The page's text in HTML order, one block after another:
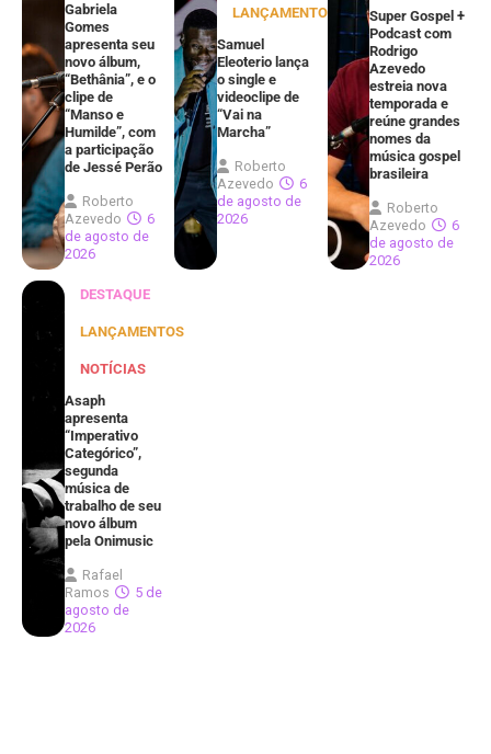
Gabriela
Gomes
apresenta seu
novo álbum,
“Bethânia”, e o
clipe de
“Manso e
Humilde”, com
a participação
de Jessé Perão
Roberto
Azevedo
6
de agosto de
2026
LANÇAMENTOS
Samuel
Eleoterio lança
o single e
videoclipe de
“Vai na
Marcha”
Roberto
Azevedo
6
de agosto de
2026
Super Gospel +
Podcast com
Rodrigo
Azevedo
estreia nova
temporada e
reúne grandes
nomes da
música gospel
brasileira
Roberto
Azevedo
6
de agosto de
2026
DESTAQUE
LANÇAMENTOS
NOTÍCIAS
Asaph
apresenta
“Imperativo
Categórico”,
segunda
música de
trabalho de seu
novo álbum
pela Onimusic
Rafael
Ramos
5 de
agosto de
2026